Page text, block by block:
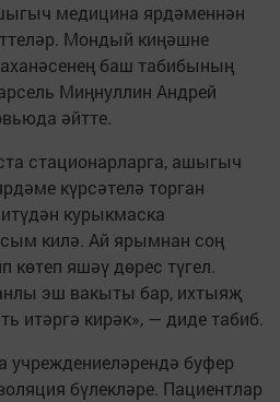
медицина ярдәменнән
Мондый киңәшне
баш табибының
Миңнуллин Андрей
әйтте.
стационарларга, ашыгыч
күрсәтелә торган
курыкмаска
килә. Ай ярымнан соң
көтеп яшәү дөрес түгел.
эш вакыты бар, ихтыяҗ
итәргә кирәк», — диде табиб.
учреждениеләрендә буфер
бүлекләре. Пациентлар